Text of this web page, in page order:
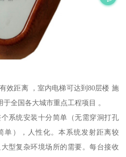
效距离 ，室内电梯可达到80层楼 施
全国各大城市重点工程项目 。
系统安装十分简单（无需穿洞打孔
单），人性化。本系统发射距离较
型复杂环境场所的需要。每台接收